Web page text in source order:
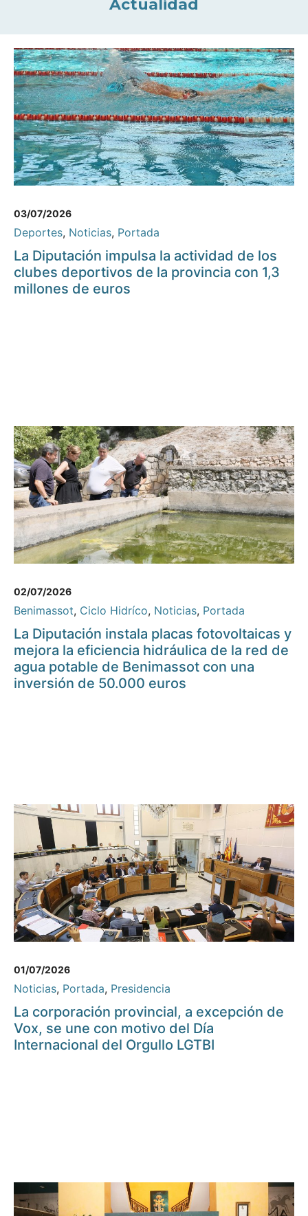
Actualidad
03/07/2026
Deportes, Noticias, Portada
La Diputación impulsa la actividad de los
clubes deportivos de la provincia con 1,3
millones de euros
02/07/2026
Benimassot, Ciclo Hidríco, Noticias, Portada
La Diputación instala placas fotovoltaicas y
mejora la eficiencia hidráulica de la red de
agua potable de Benimassot con una
inversión de 50.000 euros
01/07/2026
Noticias, Portada, Presidencia
La corporación provincial, a excepción de
Vox, se une con motivo del Día
Internacional del Orgullo LGTBI